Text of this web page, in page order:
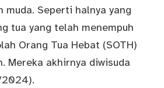
muda. Seperti halnya yang
tua yang telah menempuh
Orang Tua Hebat (SOTH)
Mereka akhirnya diwisuda